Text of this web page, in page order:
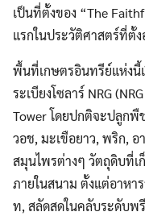
เป็นที่ตั้งของ “The
แรกในประวัติศาสตร์ที่ตั้
พื้นที่เกษตรอินทรีย์แห่งนี้
ระเบียงโซลาร์ NRG
Tower โดยปกติจะปลูกพื
วอช, มะเขือยาว, พริก, อ
สมุนไพรต่างๆ วัตถุดิบที่เ
ภายในสนาม ตั้งแต่อาหา
ท, สลัดสดในคลับระดับพ